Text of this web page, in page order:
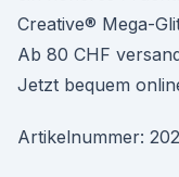
Creative® Mega-
Ab 80 CHF
Jetzt bequem
Artikelnummer: